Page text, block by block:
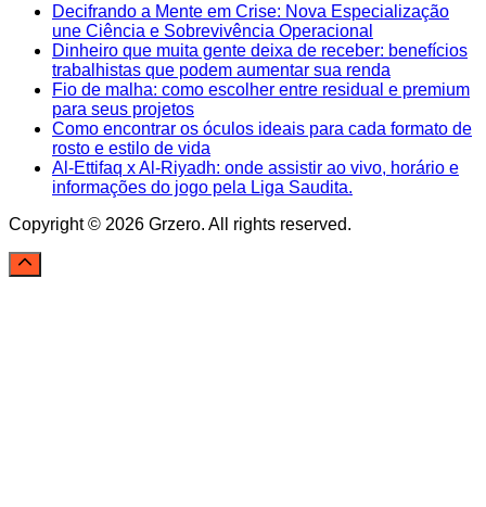
Decifrando a Mente em Crise: Nova Especialização
une Ciência e Sobrevivência Operacional
Dinheiro que muita gente deixa de receber: benefícios
trabalhistas que podem aumentar sua renda
Fio de malha: como escolher entre residual e premium
para seus projetos
Como encontrar os óculos ideais para cada formato de
rosto e estilo de vida
Al-Ettifaq x Al-Riyadh: onde assistir ao vivo, horário e
informações do jogo pela Liga Saudita.
Copyright © 2026 Grzero. All rights reserved.